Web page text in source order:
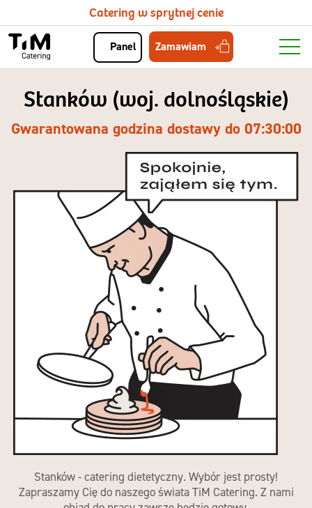
Catering w sprytnej cenie
Panel Zamawiam
Stanków (woj. dolnośląskie)
Gwarantowana godzina dostawy do 07:30:00
Stanków - catering dietetyczny. Wybór jest prosty!
Zapraszamy Cię do naszego świata TiM Catering. Z nami